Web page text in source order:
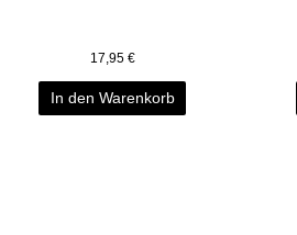
17,95 €
In den Warenkorb